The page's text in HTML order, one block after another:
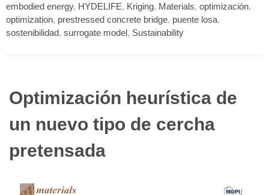
embodied energy, HYDELIFE, Kriging, Materials, optimización,
optimization, prestressed concrete bridge, puente losa,
sostenibilidad, surrogate model , Sustainability
Optimización heurística de
un nuevo tipo de cercha
pretensada